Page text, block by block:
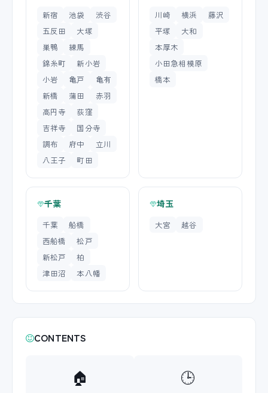
新宿 池袋
渋谷
五反田
大塚
巣鴨
練馬
錦糸町
新小岩
小岩
亀戸
亀有
新橋
蒲田
赤羽
高円寺
荻窪
吉祥寺
国分寺
調布
府中
立川
八王子
町田
川崎 横浜
藤沢
平塚
大和
本厚木
小田急相模原
橋本
千葉
千葉
船橋
西船橋
松戸
新松戸
柏
津田沼
本八幡
埼玉
大宮 越谷
CONTENTS
🏠 🕒